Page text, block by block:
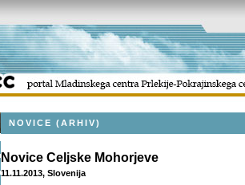
NOVICE (ARHIV)
Novice Celjske Mohorjeve
11.11.2013, Slovenija